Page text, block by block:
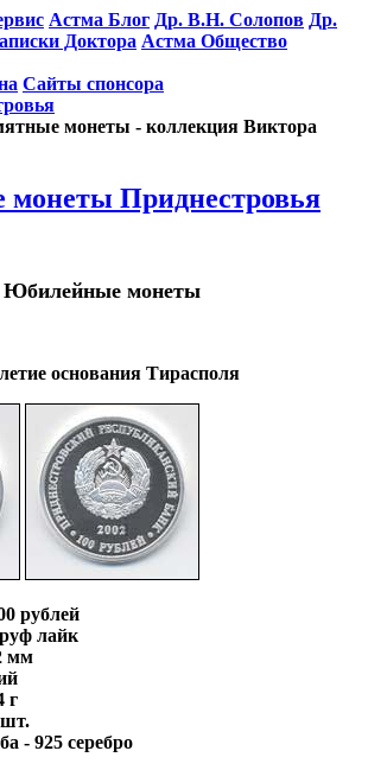
Астма Блог Др. В.Н. Солопов Др.
Доктора Астма Общество
Сайты спонсора
монеты - коллекция Виктора
Приднестровья
Юбилейные монеты
основания Тирасполя
рублей
лайк
мм
г
- 925 cеребро